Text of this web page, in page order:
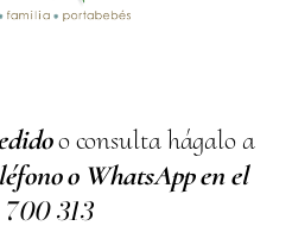
o consulta hágalo a
o WhatsApp en el
700313